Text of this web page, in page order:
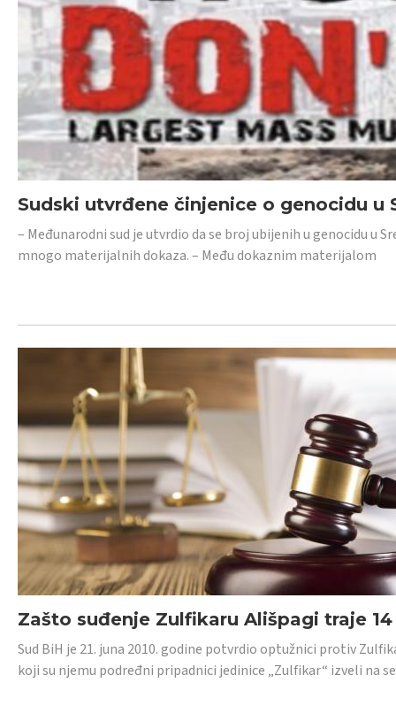
Sudski utvrđene činjenice o genocidu u
– Međunarodni sud je utvrdio da se broj ubijenih u genocidu u
mnogo materijalnih dokaza. – Među dokaznim materijalom
Zašto suđenje Zulfikaru Ališpagi traje
Sud BiH je 21. juna 2010. godine potvrdio optužnici protiv
koji su njemu podređni pripadnici jedinice „Zulfikar“ izveli na